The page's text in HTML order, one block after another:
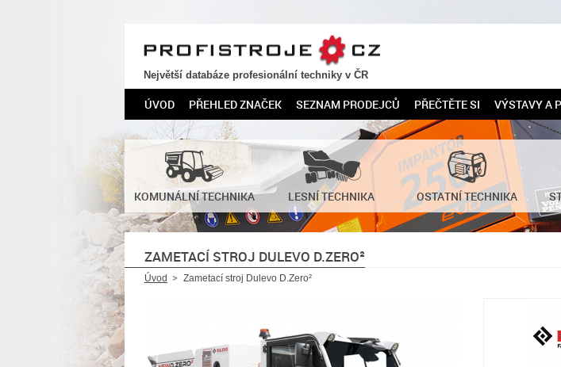
PROFISTROJE.CZ
Největší databáze profesionální techniky v ČR
ÚVOD PŘEHLED ZNAČEK SEZNAM PRODEJCŮ PŘEČTĚTE SI VÝSTAVY A
KOMUNÁLNÍ TECHNIKA LESNÍ TECHNIKA OSTATNÍ TECHNIKA
ZAMETACÍ STROJ DULEVO D.ZERO²
Úvod Zametací stroj Dulevo D.Zero²